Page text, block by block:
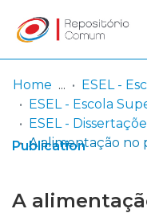
Communities
& Collections
Log
In
(current)
Home
Publication
A